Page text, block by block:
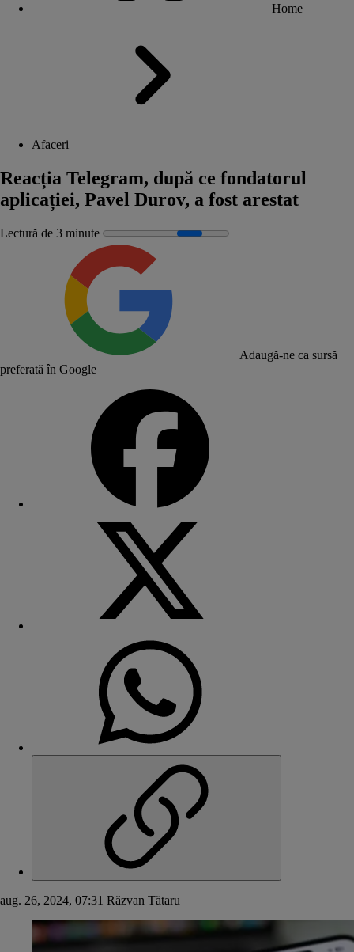
Home
Afaceri
Reacția Telegram, după ce fondatorul
aplicației, Pavel Durov, a fost arestat
Lectură de 3 minute
Adaugă-ne ca sursă
preferată în Google
aug. 26, 2024, 07:31 Răzvan Tătaru